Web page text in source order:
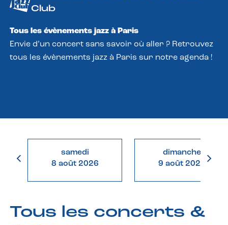
Club
Tous les évènements jazz à Paris
Envie d’un concert sans savoir où aller ? Retrouvez
tous les évènements jazz à Paris sur notre agenda !
samedi
8 août 2026
dimanche
9 août 2026
Tous les concerts &